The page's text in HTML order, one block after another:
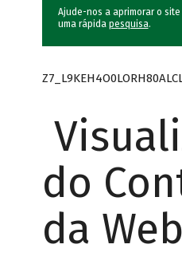
Ajude-nos a aprimorar o site
uma rápida pesquisa.
do
da Web